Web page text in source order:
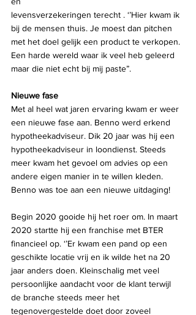
levensverzekeringen terecht . ‘’Hier kwam ik
bij de mensen thuis. Je moest dan pitchen
met het doel gelijk een product te verkopen.
Een harde wereld waar ik veel heb geleerd
maar die niet echt bij mij paste”.
Nieuwe fase
Met al heel wat jaren ervaring kwam er weer
een nieuwe fase aan. Benno werd erkend
hypotheekadviseur. Dik 20 jaar was hij een
hypotheekadviseur in loondienst. Steeds
meer kwam het gevoel om advies op een
andere eigen manier in te willen kleden.
Benno was toe aan een nieuwe uitdaging!
Begin 2020 gooide hij het roer om. In maart
2020 startte hij een franchise met BTER
financieel op. ‘’Er kwam een pand op een
geschikte locatie vrij en ik wilde het na 20
jaar anders doen. Kleinschalig met veel
persoonlijke aandacht voor de klant terwijl
de branche steeds meer het
tegenovergestelde doet door zoveel